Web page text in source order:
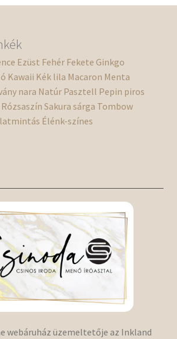
Ezüst Fehér Fekete Ginkgo
Kawaii Kék lila Macaron Menta
nara Natúr Pasztell Pepin piros
Rózsaszín Sakura sárga Tombow
Élénk-színes
webáruház üzemeltetője az Inkland